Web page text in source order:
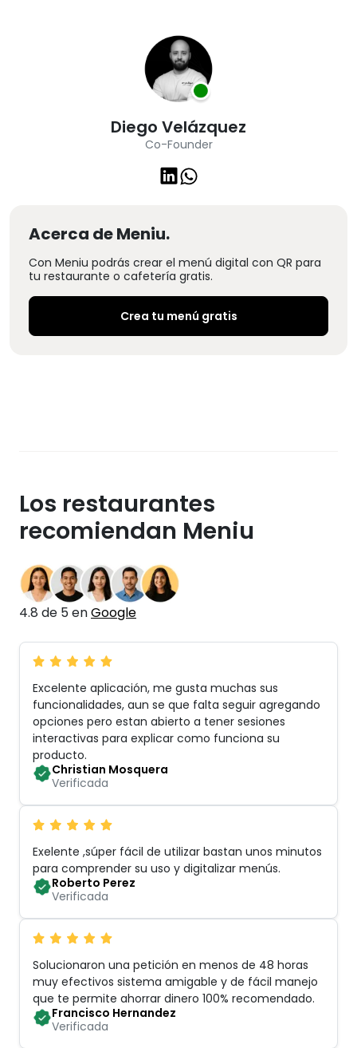
Diego Velázquez
Co-Founder
Acerca de Meniu.
Con Meniu podrás crear el menú digital con QR para
tu restaurante o cafetería gratis.
Crea tu menú gratis
Los restaurantes
recomiendan Meniu
4.8 de 5 enGoogle
Excelente aplicación, me gusta muchas sus
funcionalidades, aun se que falta seguir agregando
opciones pero estan abierto a tener sesiones
interactivas para explicar como funciona su
producto.
Christian Mosquera
Verificada
Exelente ,súper fácil de utilizar bastan unos minutos
para comprender su uso y digitalizar menús.
Roberto Perez
Verificada
Solucionaron una petición en menos de 48 horas
muy efectivos sistema amigable y de fácil manejo
que te permite ahorrar dinero 100% recomendado.
Francisco Hernandez
Verificada